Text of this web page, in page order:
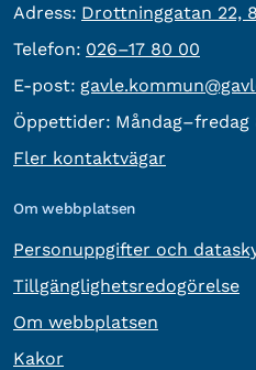
Adress: besöksadress:
Drottninggatan 22,
Telefon: Telefon:
026–17 80 00
E-post: E-post:
Öppettider: Måndag–fredag
Fler kontaktvägar
Om webbplatsen
Personuppgifter och
Tillgänglighetsredogörelse
Om webbplatsen
Kakor